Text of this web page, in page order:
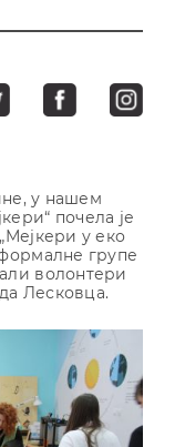
у нашем
почела је
у еко
групе
волонтери
Лесковца.